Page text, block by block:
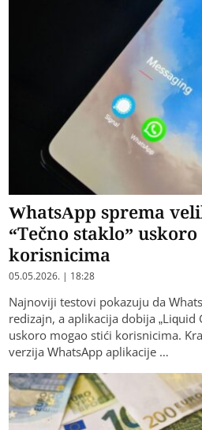
WhatsApp sprema
“Tečno staklo” uskoro
korisnicima
05.05.2026. | 18:28
Najnoviji testovi pokazuju da
redizajn, a aplikacija dobija „Liquid
uskoro mogao stići korisnicima.
verzija WhatsApp aplikacije …